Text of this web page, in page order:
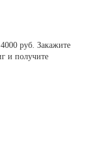
4000 руб. Закажите
и получите